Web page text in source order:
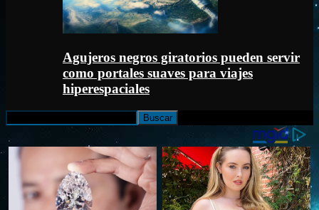
Agujeros negros giratorios pueden servir
como portales suaves para viajes
hiperespaciales